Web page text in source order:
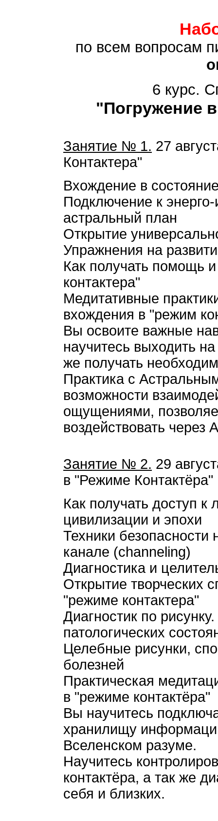
по всем вопросам
6 курс.
"Погружение
Занятие № 1. 27
Контактера"
Вхождение в
Подключение к
астральный план
Открытие
Упражнения на
Как получать помощь
контактера"
Медитативные
вхождения в "режим
Вы освоите важные
научитесь выходить
же получать
Практика с
возможности
ощущениями,
воздействовать через
Занятие № 2. 29
в "Режиме Контактёра"
Как получать доступ
цивилизации и эпохи
Техники
канале (channeling)
Диагностика и
Открытие творческих
"режиме контактера"
Диагностик по
патологических
Целебные рисунки,
болезней
Практическая
в "режиме контактёра"
Вы научитесь
хранилищу
Вселенском разуме.
Научитесь
контактёра, а так же
себя и близких.